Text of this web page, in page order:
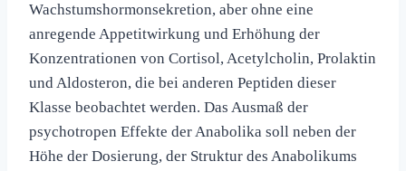
Wachstumshormonsekretion, aber ohne eine
anregende Appetitwirkung und Erhöhung der
Konzentrationen von Cortisol, Acetylcholin, Prolaktin
und Aldosteron, die bei anderen Peptiden dieser
Klasse beobachtet werden. Das Ausmaß der
psychotropen Effekte der Anabolika soll neben der
Höhe der Dosierung, der Struktur des Anabolikums